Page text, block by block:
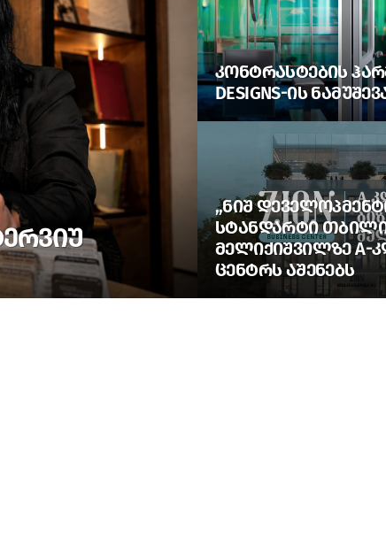
ᲙᲝᲜᲢᲠᲐᲡᲢᲔᲑᲘᲡ
DESIGNS-ᲘᲡ
„ᲜᲘᲨ
ᲡᲢᲐᲜᲓᲐᲠᲢᲘ
ᲛᲔᲚᲘᲥᲘᲨᲕᲘᲚᲖᲔ A-
ᲪᲔᲜᲢᲠᲡ ᲐᲨᲔᲜᲔᲑᲡ